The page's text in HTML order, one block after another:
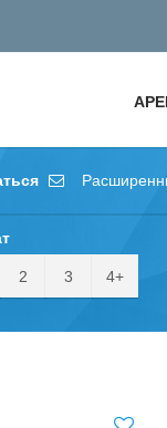
2 3 4+